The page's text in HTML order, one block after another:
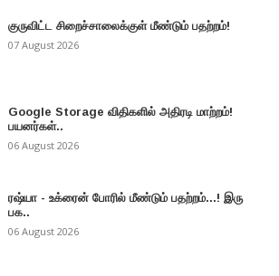
குருவிட்ட சிறைச்சாலைக்குள் மீண்டும் பதற்றம்!
07 August 2026
Google Storage விதிகளில் அதிரடி மாற்றம்!
பயனர்கள்..
06 August 2026
ரஷ்யா - உக்ரைன் போரில் மீண்டும் பதற்றம்...! இரு
பக..
06 August 2026